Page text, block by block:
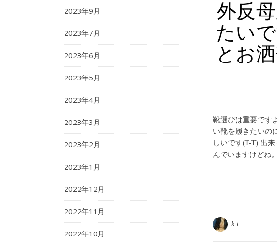
2023年9月
2023年7月
2023年6月
2023年5月
2023年4月
2023年3月
2023年2月
2023年1月
2022年12月
2022年11月
2022年10月
外反
たい
とお
靴選びは重要です
い靴を履きたいの
しいです(T-T) 出
んでいますけどね
k.t